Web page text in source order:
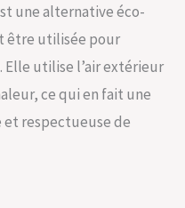
une alternative éco-
être utilisée pour
Elle utilise l’air extérieur
ce qui en fait une
respectueuse de